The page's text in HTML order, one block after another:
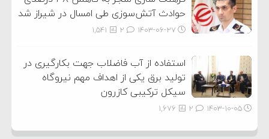
حوادث آتش‌سوزی طی امسال در شیراز شد
۱۴۰۳-۰۶-۲۷ 1,541
استفاده از آب فاضلاب جهت بکارگیری در
تولید برق یکی از اهداف مهم نیروگاه
سیکل ترکیبی کازرون
۱۴۰۳-۱۰-۰۵ 1,676